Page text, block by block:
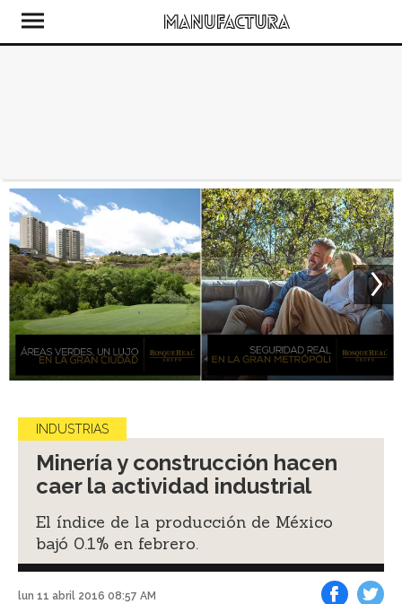
INDUSTRIAS
Minería y construcción hacen
caer la actividad industrial
El índice de la producción de México
bajó 0.1% en febrero.
lun 11 abril 2016 08:57 AM